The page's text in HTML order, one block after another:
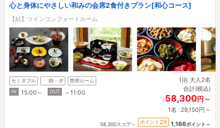
心と身体にやさしい和みの会席2食付きプラン[和心コース]
【結】ツインコンフォートルーム
セミダブル 朝・夕
禁煙ルーム
IN
15:00～ OUT ～11:00
1泊 大人2名
合計(税込)
58,300円～
1名 29,150円～
58,300スコア～ ポイント 2% 1,166ポイント～